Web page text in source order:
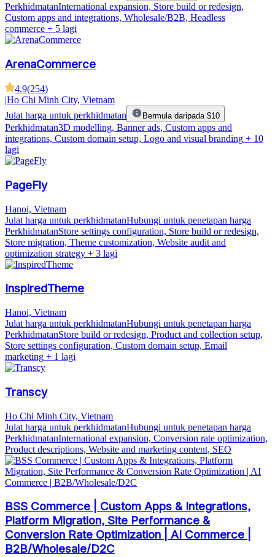
PerkhidmatanInternational expansion, Store build or redesign,
Custom apps and integrations, Wholesale/B2B, Headless
commerce + 5 lagi
ArenaCommerce
4.9(254)
|Ho Chi Minh City, Vietnam
Julat harga untuk perkhidmatan
Bermula daripada $10
Perkhidmatan3D modelling, Banner ads, Custom apps and
integrations, Custom domain setup, Logo and visual branding + 10
lagi
PageFly
Hanoi, Vietnam
Julat harga untuk perkhidmatanHubungi untuk penetapan harga
PerkhidmatanStore settings configuration, Store build or redesign,
Store migration, Theme customization, Website audit and
optimization strategy + 3 lagi
InspiredTheme
Hanoi, Vietnam
Julat harga untuk perkhidmatanHubungi untuk penetapan harga
PerkhidmatanStore build or redesign, Product and collection setup,
Store settings configuration, Custom domain setup, Email
marketing + 1 lagi
Transcy
Ho Chi Minh City, Vietnam
Julat harga untuk perkhidmatanHubungi untuk penetapan harga
PerkhidmatanInternational expansion, Conversion rate optimization,
Product descriptions, Website and marketing content, SEO
BSS Commerce | Custom Apps & Integrations,
Platform Migration, Site Performance &
Conversion Rate Optimization | AI Commerce |
B2B/Wholesale/D2C